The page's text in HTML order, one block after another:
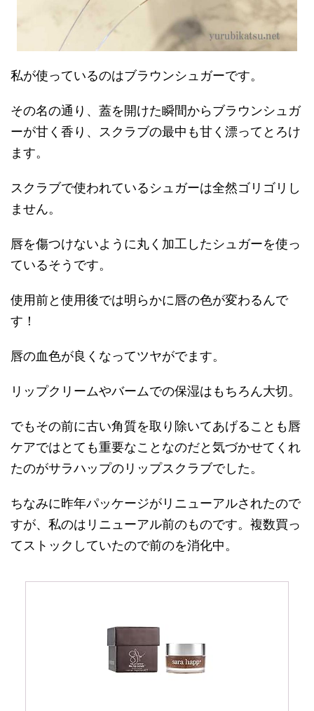
私が使っているのはブラウンシュガーです。
その名の通り、蓋を開けた瞬間からブラウンシュガ
ーが甘く香り、スクラブの最中も甘く漂ってとろけ
ます。
スクラブで使われているシュガーは全然ゴリゴリし
ません。
唇を傷つけないように丸く加工したシュガーを使っ
ているそうです。
使用前と使用後では明らかに唇の色が変わるんで
す！
唇の血色が良くなってツヤがでます。
リップクリームやバームでの保湿はもちろん大切。
でもその前に古い角質を取り除いてあげることも唇
ケアではとても重要なことなのだと気づかせてくれ
たのがサラハップのリップスクラブでした。
ちなみに昨年パッケージがリニューアルされたので
すが、私のはリニューアル前のものです。複数買っ
てストックしていたので前のを消化中。